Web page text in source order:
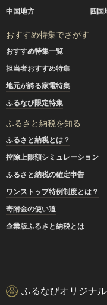
中国地方
四国
おすすめ特集でさがす
おすすめ特集一覧
担当者おすすめ特集
地元が誇る家電特集
ふるなび限定特集
ふるさと納税を知る
ふるさと納税とは？
控除上限額シミュレーション
ふるさと納税の確定申告
ワンストップ特例制度とは？
寄附金の使い道
企業版ふるさと納税とは
ふるなびオリジナ